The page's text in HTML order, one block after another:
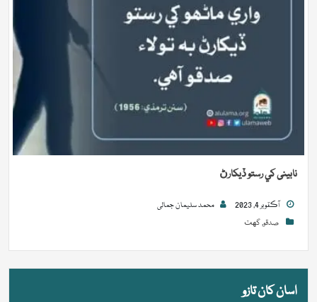
نابینی کي رستو ڏيکارڻ
آڪٽوبر 4, 2023
محمد سلیمان جمالی
صدقو,گهٽ
اسان کان تازو